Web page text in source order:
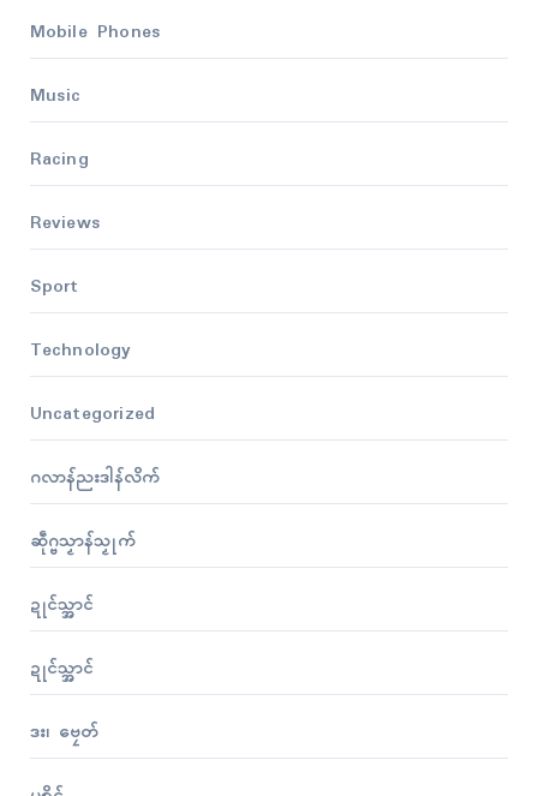
Mobile Phones
Music
Racing
Reviews
Sport
Technology
Uncategorized
ဂလာန်ညးဒါန်လိက်
ဆဵုဂ္ဗသၟာန်သၟုက်
ဍုၚ်သ္အာၚ်
ဍုၚ်သ္အာၚ်
ဒး၊ ဗၠေတ်